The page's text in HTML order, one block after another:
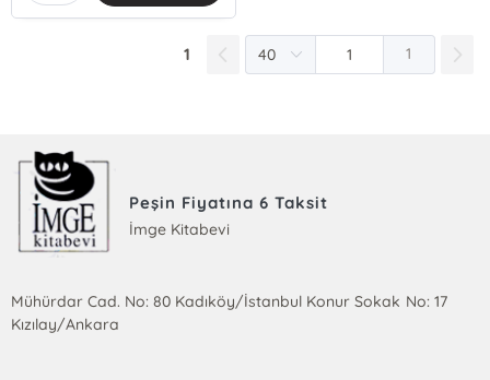
1 1
Peşin Fiyatına 6 Taksit
İmge Kitabevi
Mühürdar Cad. No: 80 Kadıköy/İstanbul Konur Sokak No: 17
Kızılay/Ankara